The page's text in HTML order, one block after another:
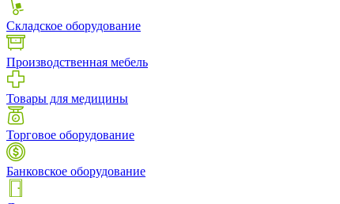
Складское оборудование
Производственная мебель
Товары для медицины
Торговое оборудование
Банковское оборудование